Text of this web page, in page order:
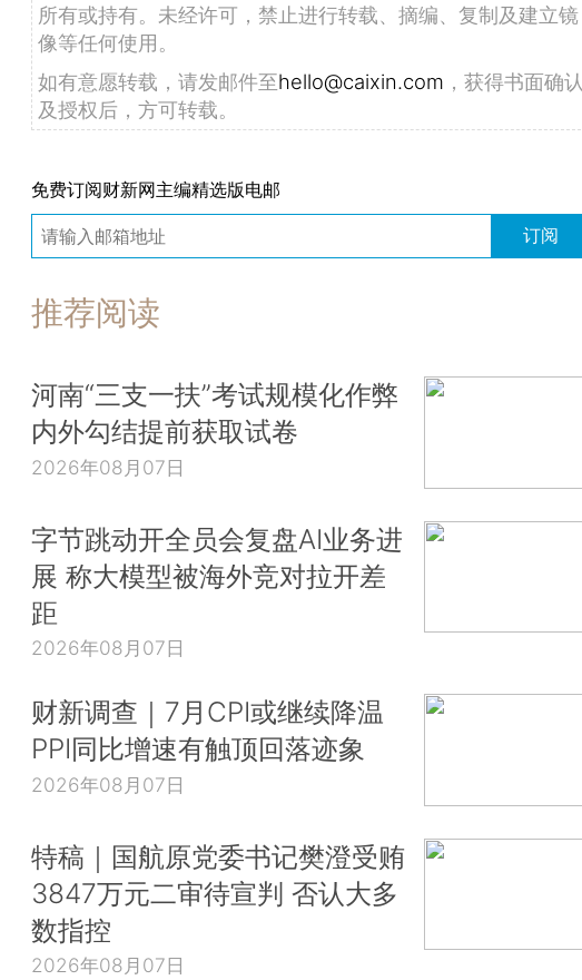
所有或持有。未经许可，禁止进行转载、摘编、复制及建立镜
像等任何使用。
如有意愿转载，请发邮件至hello@caixin.com ，获得书面确认
及授权后，方可转载。
免费订阅财新网主编精选版电邮
订阅
推荐阅读
河南“三支一扶”考试规模化作弊
内外勾结提前获取试卷
2026年08月07日
字节跳动开全员会复盘AI业务进
展 称大模型被海外竞对拉开差
距
2026年08月07日
财新调查｜7月CPI或继续降温
PPI同比增速有触顶回落迹象
2026年08月07日
特稿｜国航原党委书记樊澄受贿
3847万元二审待宣判 否认大多
数指控
2026年08月07日